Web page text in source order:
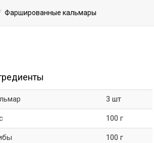
Фаршированные кальмары
3 шт
100 г
100 г